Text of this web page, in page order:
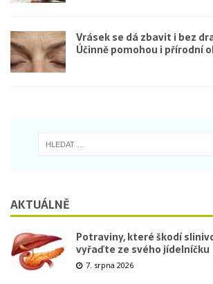
Vrásek se dá zbavit i bez
Účinně pomohou i přírodní
AKTUÁLNĚ
Potraviny, které škodí
vyřaďte ze svého jídelníčku
7. srpna 2026